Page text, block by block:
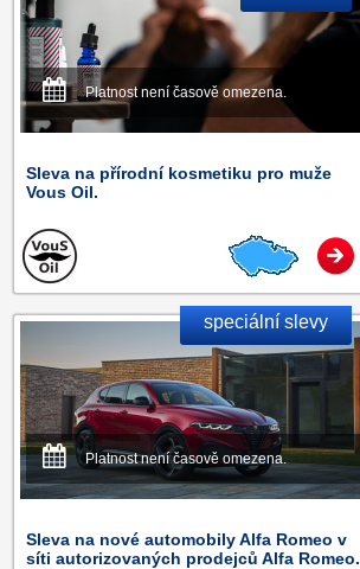
Platnost není časově omezena.
Sleva na přírodní kosmetiku pro muže
Vous Oil.
speciální slevy
Platnost není časově omezena.
Sleva na nové automobily Alfa Romeo v
síti autorizovaných prodejců Alfa Romeo.